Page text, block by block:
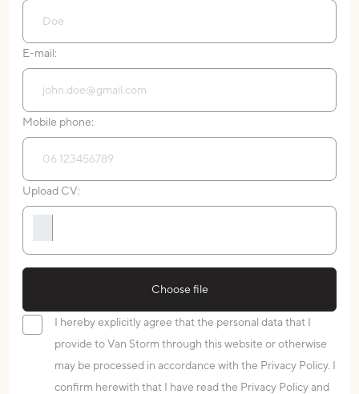
E-mail:
Mobile phone:
Upload CV:
Choose file
I hereby explicitly agree that the personal data that I
provide to Van Storm through this website or otherwise
may be processed in accordance with the Privacy Policy. I
confirm herewith that I have read the Privacy Policy and